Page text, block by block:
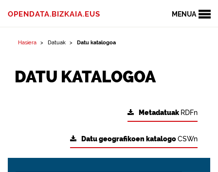
MENUA
OPENDATA.BIZKAIA.EUS
Hasiera Datuak Datu katalogoa
DATU KATALOGOA
Metadatuak RDFn
Datu geografikoen katalogoCSWn